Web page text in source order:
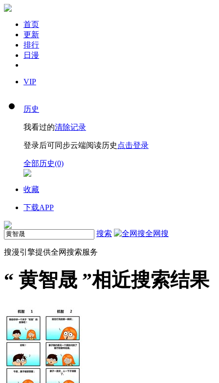
首页
更新
排行
日漫
VIP
历史
我看过的清除记录
登录后可同步云端阅读历史 点击登录
全部历史(0)
收藏
下载APP
搜索 全网搜
搜漫引擎提供全网搜索服务
“ 黄智晟 ”相近搜索结果